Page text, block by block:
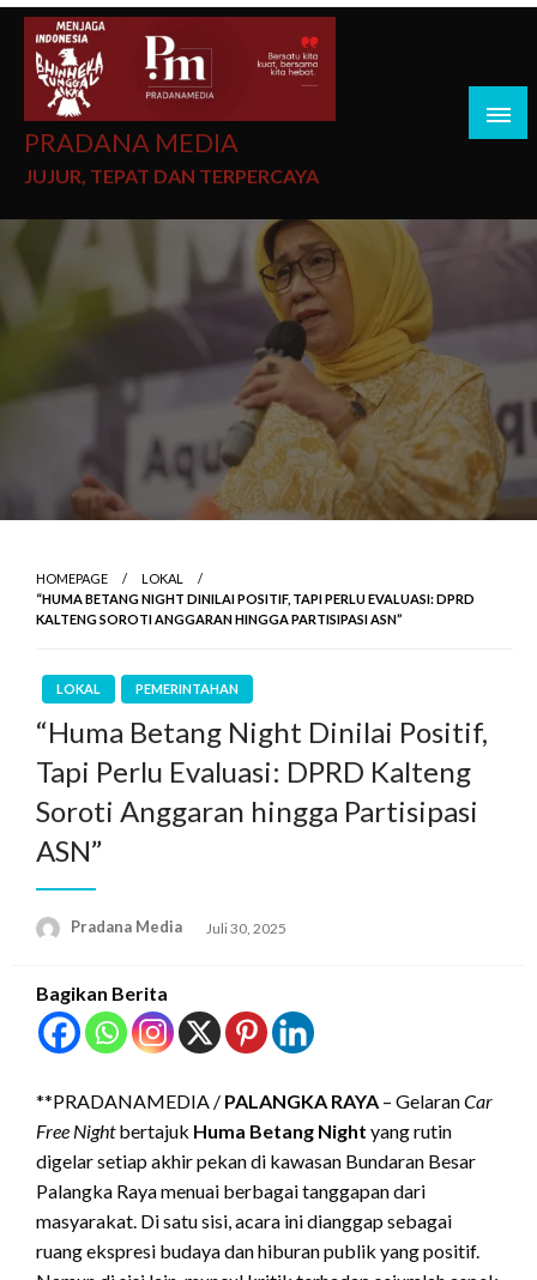
PRADANA MEDIA
JUJUR, TEPAT DAN TERPERCAYA
HOMEPAGE
LOKAL
“HUMA BETANG NIGHT DINILAI POSITIF, TAPI PERLU EVALUASI: DPRD
KALTENG SOROTI ANGGARAN HINGGA PARTISIPASI ASN”
LOKAL PEMERINTAHAN
“Huma Betang Night Dinilai Positif,
Tapi Perlu Evaluasi: DPRD Kalteng
Soroti Anggaran hingga Partisipasi
ASN”
Pradana Media Juli 30, 2025
Bagikan Berita
**PRADANAMEDIA / PALANGKA RAYA – GelaranCar
Free Nightbertajuk Huma Betang Night yang rutin
digelar setiap akhir pekan di kawasan Bundaran Besar
Palangka Raya menuai berbagai tanggapan dari
masyarakat. Di satu sisi, acara ini dianggap sebagai
ruang ekspresi budaya dan hiburan publik yang positif.